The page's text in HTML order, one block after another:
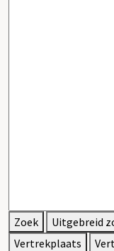
Zoek
Uitgebreid
Vertrekplaats